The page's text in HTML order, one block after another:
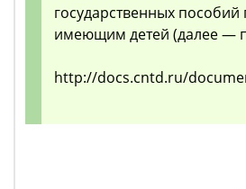
государственных
имеющим детей (далее —
http://docs.cntd.ru/